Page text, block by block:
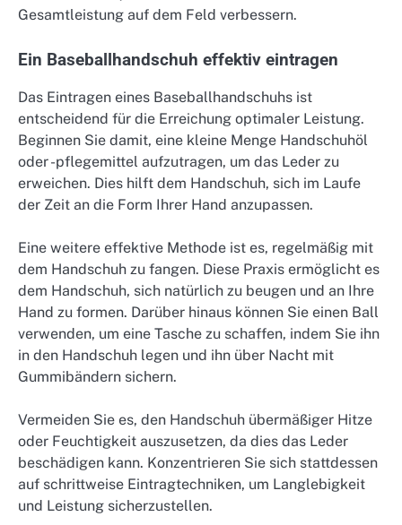
Gesamtleistung auf dem Feld verbessern.
Ein Baseballhandschuh effektiv eintragen
Das Eintragen eines Baseballhandschuhs ist
entscheidend für die Erreichung optimaler Leistung.
Beginnen Sie damit, eine kleine Menge Handschuhöl
oder -pflegemittel aufzutragen, um das Leder zu
erweichen. Dies hilft dem Handschuh, sich im Laufe
der Zeit an die Form Ihrer Hand anzupassen.
Eine weitere effektive Methode ist es, regelmäßig mit
dem Handschuh zu fangen. Diese Praxis ermöglicht es
dem Handschuh, sich natürlich zu beugen und an Ihre
Hand zu formen. Darüber hinaus können Sie einen Ball
verwenden, um eine Tasche zu schaffen, indem Sie ihn
in den Handschuh legen und ihn über Nacht mit
Gummibändern sichern.
Vermeiden Sie es, den Handschuh übermäßiger Hitze
oder Feuchtigkeit auszusetzen, da dies das Leder
beschädigen kann. Konzentrieren Sie sich stattdessen
auf schrittweise Eintragtechniken, um Langlebigkeit
und Leistung sicherzustellen.